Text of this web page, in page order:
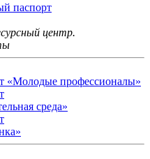
паспорт
центр.
«Молодые профессионалы»
среда»